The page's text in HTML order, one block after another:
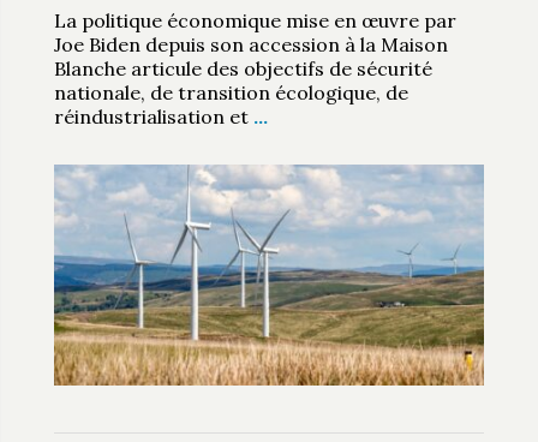
La politique économique mise en œuvre par
Joe Biden depuis son accession à la Maison
Blanche articule des objectifs de sécurité
nationale, de transition écologique, de
réindustrialisation et …